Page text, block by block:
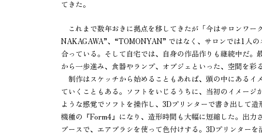
てきた。
これまで数年おきに拠点を移してきたが「今はサロンワー
NAKAGAWA”、“TOMONYAN” ではなく、サロンでは1人
合っている。そして自宅では、自身の作品作りも継続中だ
から一歩進み、食器やランプ、オブジェといった、空間を彩
制作はスケッチから始めることもあれば、頭の中にあるイ
ていくこともある。ソフトをいじるうちに、当初のイメー
ような感覚でソフトを操作し、3Dプリンターで書き出して
機種の『Form4』になり、造形時間も大幅に短縮した。出
ブースで、エアブラシを使って色付けする。3Dプリンター